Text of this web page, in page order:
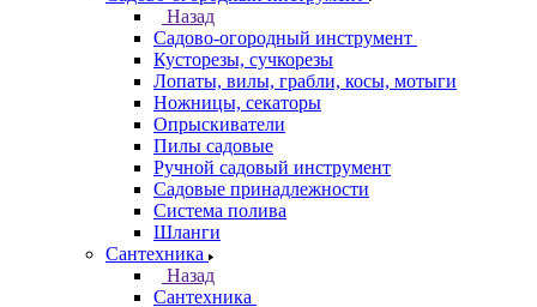
Назад
Садово-огородный инструмент
Кусторезы, сучкорезы
Лопаты, вилы, грабли, косы, мотыги
Ножницы, секаторы
Опрыскиватели
Пилы садовые
Ручной садовый инструмент
Садовые принадлежности
Система полива
Шланги
Сантехника
Назад
Сантехника